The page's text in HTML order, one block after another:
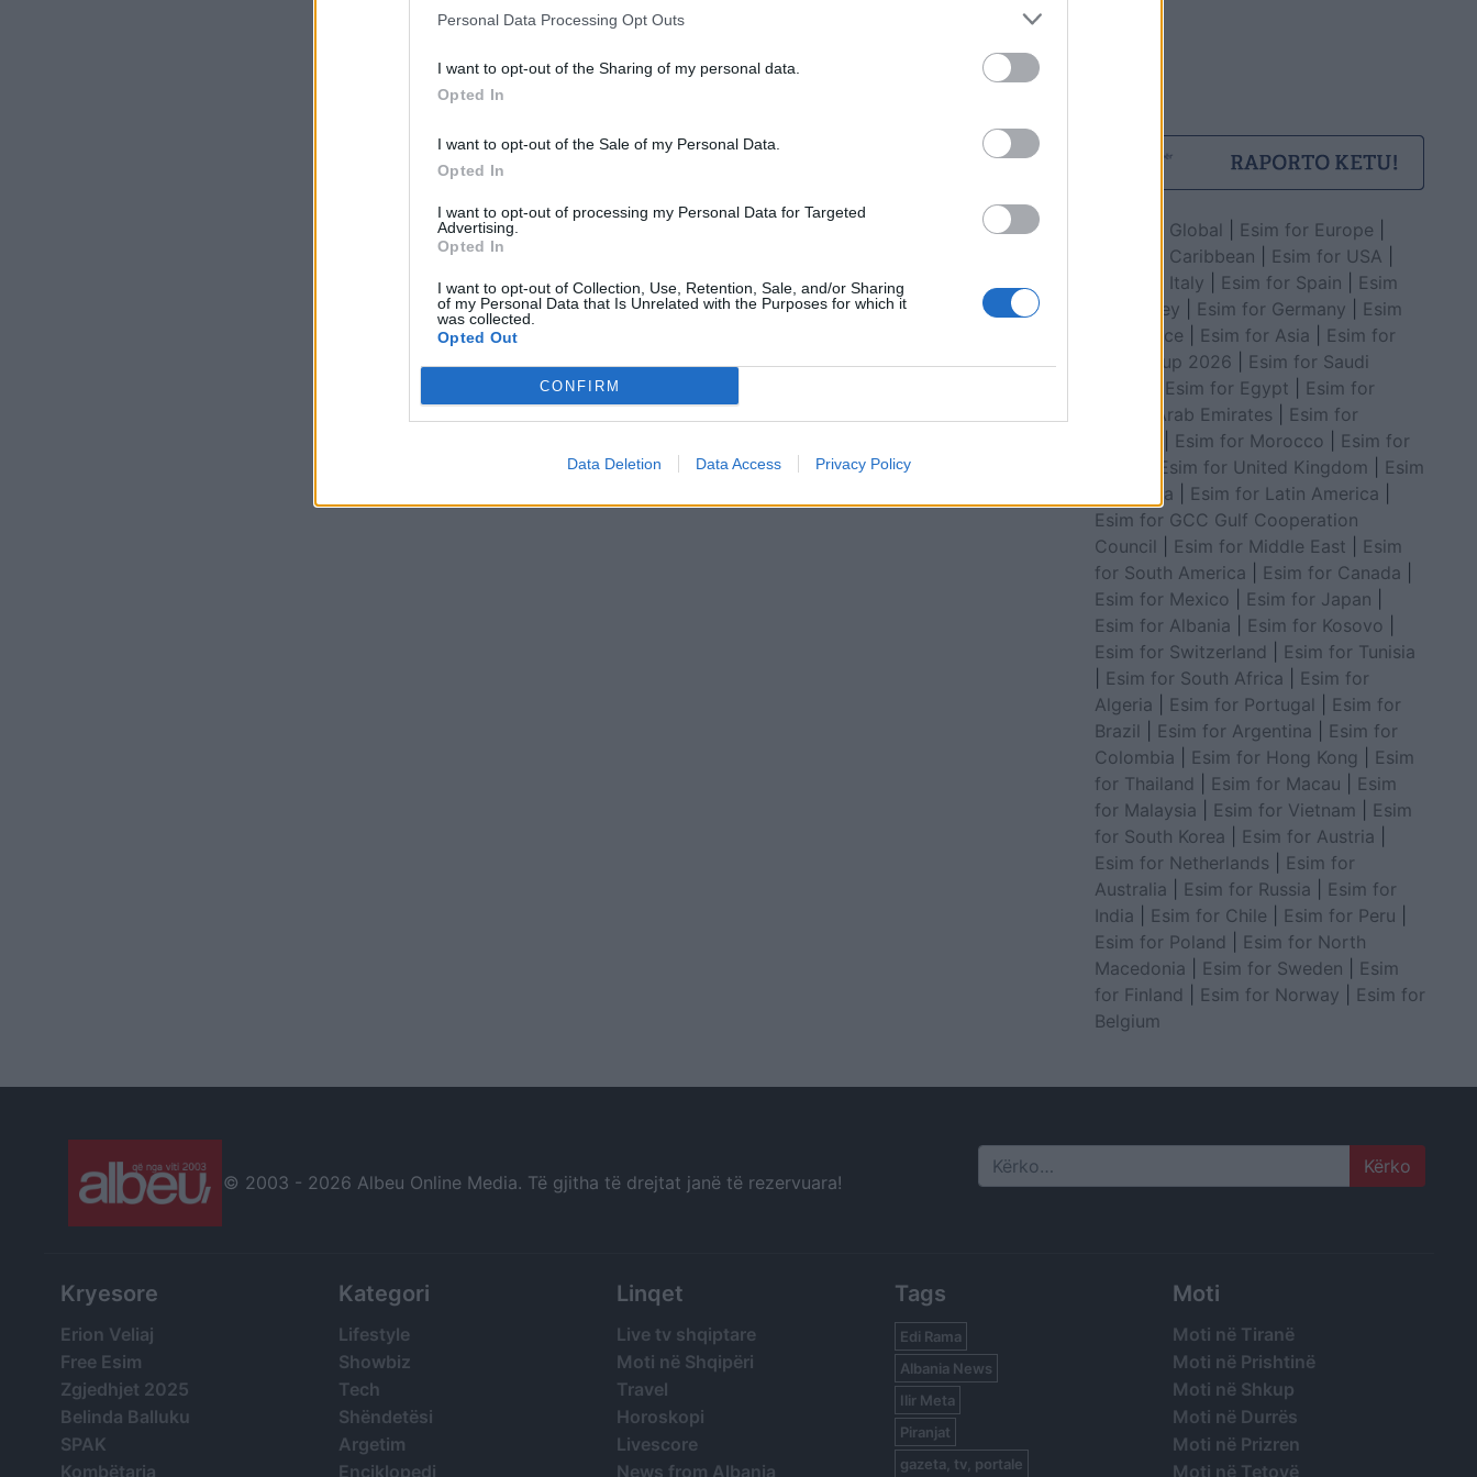
Personal Data Processing Opt Outs
I want to opt-out of the Sharing of my personal data.
Opted In
I want to opt-out of the Sale of my Personal Data.
Opted In
I want to opt-out of processing my Personal Data for Targeted
Advertising.
Opted In
I want to opt-out of Collection, Use, Retention, Sale, and/or Sharing
of my Personal Data that Is Unrelated with the Purposes for which it
was collected.
Opted Out
CONFIRM
Data Deletion Data Access Privacy Policy
Esim for Global Esim for Europe
Esim for Caribbean
Esim for USA
Esim for Italy
Esim for Spain
Esim
for Turkey
Esim for Germany
Esim
for Greece
Esim for Asia
Esim for
World Cup 2026
Esim for Saudi
Esim for Egypt
Esim for
United Arab Emirates
Esim for
Esim for Morocco
Esim for
Esim for United Kingdom
Esim
for Africa
Esim for Latin America
Esim for GCC Gulf Cooperation
Council
Esim for Middle East
Esim
for South America
Esim for Canada
Esim for Mexico
Esim for Japan
Esim for Albania
Esim for Kosovo
Esim for Switzerland
Esim for Tunisia
Esim for South Africa
Esim for
Algeria
Esim for Portugal
Esim for
Brazil
Esim for Argentina
Esim for
Colombia
Esim for Hong Kong
Esim
for Thailand
Esim for Macau
Esim
for Malaysia
Esim for Vietnam
Esim
for South Korea
Esim for Austria
Esim for Netherlands
Esim for
Australia
Esim for Russia
Esim for
India
Esim for Chile Esim for Peru
Esim for Poland
Esim for North
Macedonia
Esim for Sweden
Esim
for Finland
Esim for Norway
Esim for
Belgium
© 2003 - 2026 Albeu Online Media. Të gjitha të drejtat janë të rezervuara! Search
Kryesore
Erion Veliaj
Free Esim
Zgjedhjet 2025
Belinda Balluku
SPAK
Kombëtarja
Kategori
Lifestyle
Showbiz
Tech
Shëndetësi
Argetim
Enciklopedi
Linqet
Live tv shqiptare
Moti në Shqipëri
Travel
Horoskopi
Livescore
News from Albania
Tags
Edi Rama
Albania News
Ilir Meta
Piranjat
gazeta, tv, portale
Moti
Moti në Tiranë
Moti në Prishtinë
Moti në Shkup
Moti në Durrës
Moti në Prizren
Moti në Tetovë